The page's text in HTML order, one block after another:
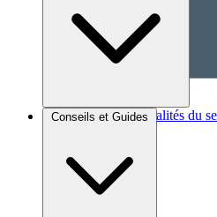
Brèves et actus Actualités du
Conseils et Guides